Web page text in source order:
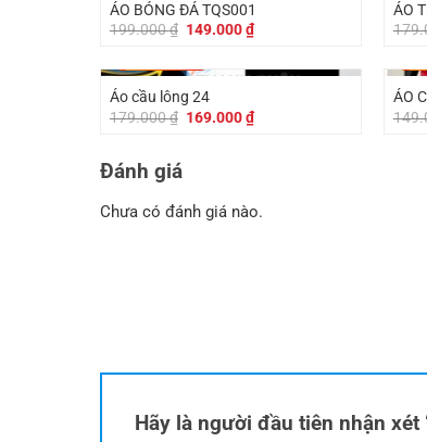
ÁO BÓNG ĐÁ TQS001
199.000₫ Giá
199.000 ₫.
149.000₫Giá
hiện
là:
ÁO
Áo cầu lông 24
179.000₫ Giá
169.000₫Giá
hiện
ÁO
Đánh giá
Chưa có đánh giá nào.
Hãy là người đầu tiên nhận xét